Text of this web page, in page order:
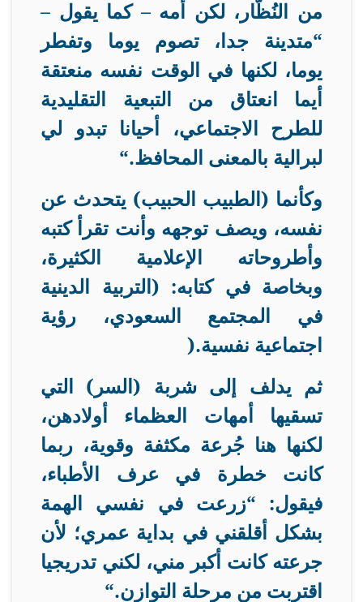
من النُظَّار، لكن أمه – كما يقول –
“متدينة جدا، تصوم يوما وتفطر
يوما، لكنها في الوقت نفسه منعتقة
أيما انعتاق من التبعية التقليدية
للطرح الاجتماعي، أحيانا تبدو لي
لبرالية بالمعنى المحافظ“.
وكأنما (الطبيب الحبيب) يتحدث عن
نفسه، ويصف توجهه وأنت تقرأ كتبه
وأطروحاته الإعلامية الكثيرة،
وبخاصة في كتابه: (التربية الدينية
في المجتمع السعودي، رؤية
اجتماعية نفسية).
ثم يدلف إلى شربة (السر) التي
تسقيها أمهات العظماء أولادهن،
لكنها هنا جُرعة مكثفة وقوية، ربما
كانت خطرة في عرف الأطباء،
فيقول: “زرعت في نفسي الهمة
بشكل أقلقني في بداية عمري؛ لأن
جرعته كانت أكبر مني، لكني تدريجيا
اقتربت من مرحلة التوازن“.